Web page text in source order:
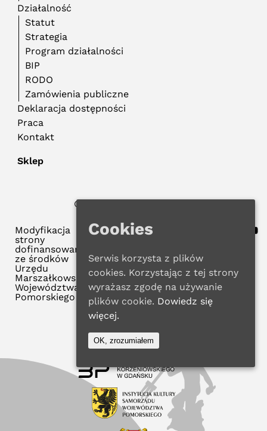
Działalność
Statut
Strategia
Program działalności
BIP
RODO
Zamówienia publiczne
Deklaracja dostępności
Praca
Kontakt
Sklep
© 2025 WMBP w Gdańsku
Modyfikacja
strony
dofinansowana
ze środków
Urzędu
Marszałkowskiego
Województwa
Pomorskiego
Cookies
Serwis korzysta z plików
cookies. Korzystając z tej strony
wyrażasz zgodę na używanie
plików cookie. Dowiedz się
więcej.
OK, zrozumiałem